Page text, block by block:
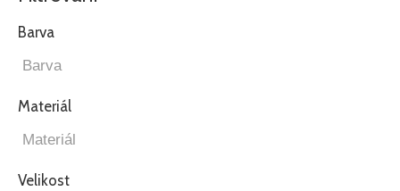
Barva
Materiál
Velikost